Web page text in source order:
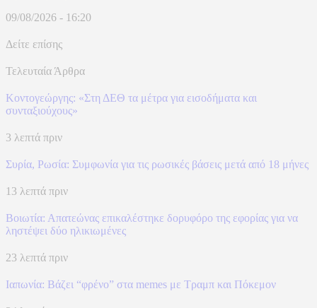
09/08/2026 - 16:20
Δείτε επίσης
Τελευταία Άρθρα
Κοντογεώργης: «Στη ΔΕΘ τα μέτρα για εισοδήματα και
συνταξιούχους»
3 λεπτά πριν
Συρία, Ρωσία: Συμφωνία για τις ρωσικές βάσεις μετά από 18 μήνες
13 λεπτά πριν
Βοιωτία: Απατεώνας επικαλέστηκε δορυφόρο της εφορίας για να
ληστέψει δύο ηλικιωμένες
23 λεπτά πριν
Ιαπωνία: Βάζει “φρένο” στα memes με Τραμπ και Πόκεμον